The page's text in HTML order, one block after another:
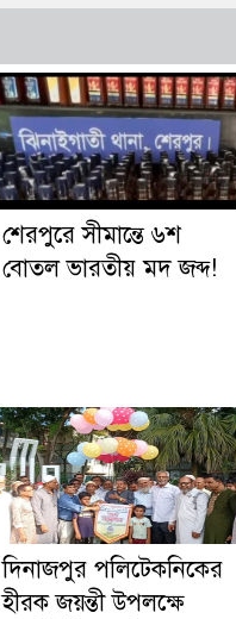
শেরপুরে সীমান্তে ৬শ
বোতল ভারতীয় মদ জব্দ!
দিনাজপুর পলিটেকনিকের
হীরক জয়ন্তী উপলক্ষে